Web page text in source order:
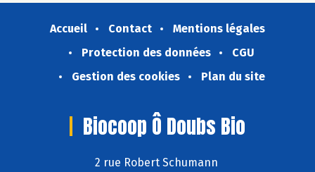
Accueil Contact
Mentions légales
Protection des données
CGU
Gestion des cookies
Plan du site
Biocoop Ô Doubs Bio
2 rue Robert Schumann